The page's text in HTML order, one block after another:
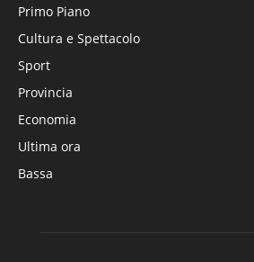
Primo Piano
Cultura e Spettacolo
Sport
Provincia
Economia
Ultima ora
Bassa